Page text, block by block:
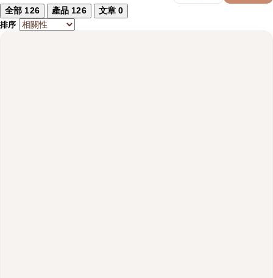
全部 126 產品 126 文章0
排序